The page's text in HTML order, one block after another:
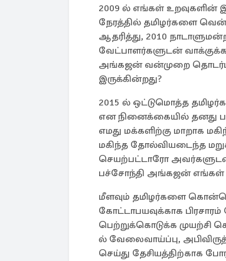
2009 ல் எங்கள் உறவுகளின்
நேரத்தில் தமிழர்களை
ஆதரித்து, 2010
வேட்பாளர்களுடன்
அங்கஜன் வன்முறை
இருக்கின்றது?
2015 ல் ஒட்டுமொத்த
என நினைக்கையில் தனது
எமது மக்களிற்கு மாறாக
மகிந்த தோல்வியடைந்த
செயற்பட்டாரோ அவர்களுடன்
பச்சோந்தி அங்கஜன் எங்கள்
மீளவும் தமிழர்களை
கோட்டாபயவுக்காக
பெற்றுக்கொடுக்க முயற்சி
ல் வேலைவாய்ப்பு,
செய்து தேசியத்திற்காக